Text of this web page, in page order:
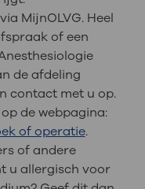
MijnOLVG. Heel
of een
de afdeling
contact met u op.
de webpagina:
of operatie.
of andere
u allergisch voor